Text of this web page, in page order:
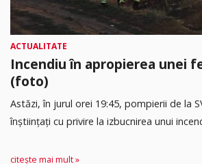
ACTUALITATE
Incendiu în apropierea unei
(foto)
Astăzi, în jurul orei 19:45, pompierii de la
înștiințați cu privire la izbucnirea unui
citește mai mult »